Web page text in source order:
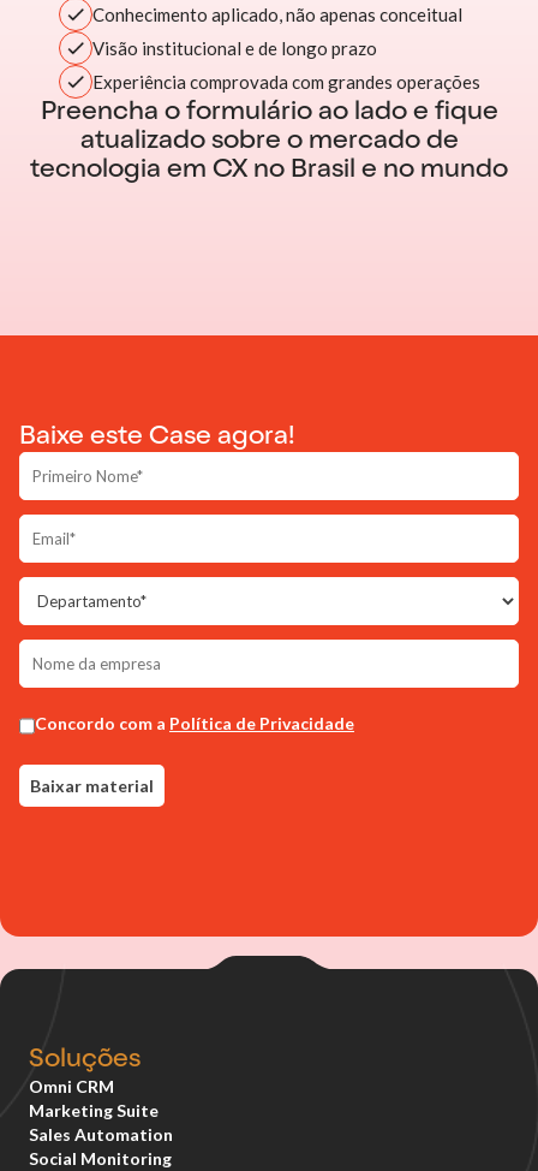
Conhecimento aplicado, não apenas conceitual
Visão institucional e de longo prazo
Experiência comprovada com grandes operações
Preencha o formulário ao lado e fique
atualizado sobre o mercado de
tecnologia em CX no Brasil e no mundo
Baixe este Case agora!
Soluções
Omni CRM
Marketing Suite
Sales Automation
Social Monitoring